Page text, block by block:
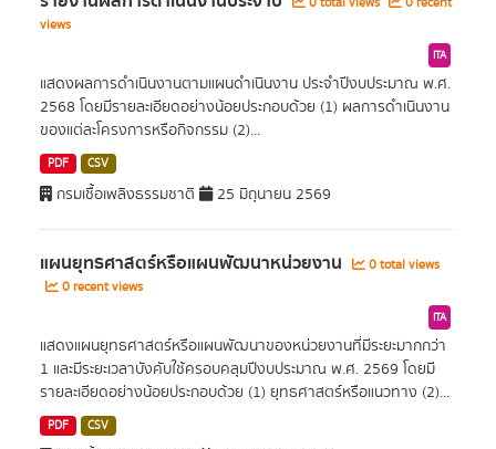
views
ITA
แสดงผลการดำเนินงานตามแผนดำเนินงาน ประจำปีงบประมาณ พ.ศ.
2568 โดยมีรายละเอียดอย่างน้อยประกอบด้วย (1) ผลการดำเนินงาน
ของแต่ละโครงการหรือกิจกรรม (2)...
PDF CSV
กรมเชื้อเพลิงธรรมชาติ 25 มิถุนายน 2569
แผนยุทธศาสตร์หรือแผนพัฒนาหน่วยงาน
0 total views
0 recent views
ITA
แสดงแผนยุทธศาสตร์หรือแผนพัฒนาของหน่วยงานที่มีระยะมากกว่า
1 และมีระยะเวลาบังคับใช้ครอบคลุมปีงบประมาณ พ.ศ. 2569 โดยมี
รายละเอียดอย่างน้อยประกอบด้วย (1) ยุทธศาสตร์หรือแนวทาง (2)...
PDF CSV